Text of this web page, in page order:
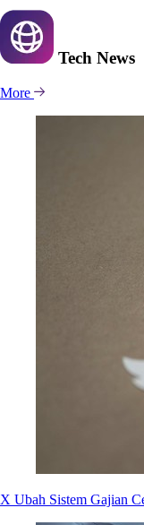
Tech News
More
X Ubah Sistem Gajian